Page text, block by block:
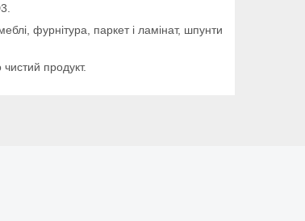
фурнітура, паркет і ламінат, шпунти
продукт.